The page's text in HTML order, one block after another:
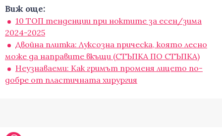
Виж още:
10 ТОП тенденции при ноктите за есен/зима
2024-2025
Двойна плитка: Луксозна прическа, която лесно
може да направите вкъщи (СТЪПКА ПО СТЪПКА)
Неузнаваеми: Как гримът променя лицето по-
добре от пластичната хирургия